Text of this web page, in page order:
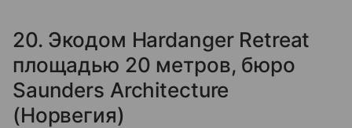
20. Экодом Hardanger Retreat
площадью 20 метров, бюро
Saunders Architecture
(Норвегия)